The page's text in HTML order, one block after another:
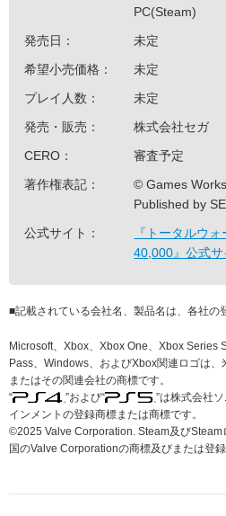
PC(Steam)
発売日：
未定
希望小売価格：
未定
プレイ人数：
未定
発売・販売：
株式会社セガ
CERO：
審査予定
著作権表記：
© Games
Published by
公式サイト：
『トータルウ
40,000』公式サ
■記載されている会社名、製品名は、各社の
Microsoft、Xbox、Xbox One、Xbox Series
Pass、Windows、およびXbox関連ロゴは
またはその関連会社の商標です。
“
”および“
”は株式会社
インメントの登録商標または商標です。
©2025 Valve Corporation. Steam及び
国のValve Corporationの商標及びまたは登録